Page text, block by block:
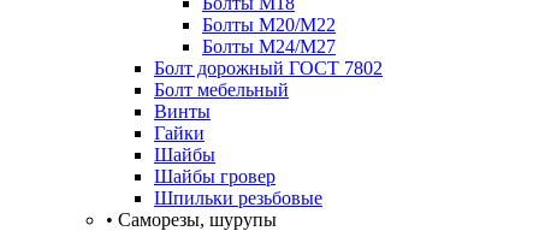
Болты М20/M22
Болты М24/М27
Болт дорожный ГОСТ 7802
Болт мебельный
Винты
Гайки
Шайбы
Шайбы гровер
Шпильки резьбовые
• Саморезы, шурупы